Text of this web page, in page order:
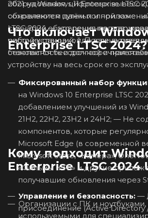
оборудования, цифровых
обновляются путём полной
LTSC 2024 — это решение для
рабочих станций, где важна
безопасность и долгосрочная
2021 на Windows 11 Enterprise LTSC
сохранением данных и
сценарий обновления
чистой установкой. После
становится бессрочной и
устройству на весь срок его
Что включает
Enterprise LTSC 2024?
Фиксированный набор
на Windows 10 Enterprise LTSC
добавлением улучшений из
21H2, 22H2, 23H2 и 24H2; — Не содержит
компонентов, которые
Microsoft Edge (в современной
Microsoft Store, «Камера»,
«Фильмы и ТВ» и другие
получавшие обновления через
Управление и безопасность:
присоединение (Active Directory /
Кому подходит
Enterprise LTSC 2024
Организации с ПК и ноутбуками,
используемыми для